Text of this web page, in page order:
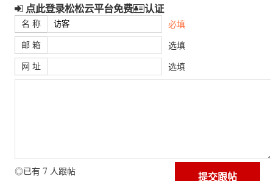
点此登录松松云平台免费 认证
名 称 必填
邮 箱 选填
网 址 选填
◎已有 7 人跟帖